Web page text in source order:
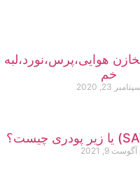
هوایی،پرس،نورد،لبه
خم
23, 2020
آگوست 9, 2021